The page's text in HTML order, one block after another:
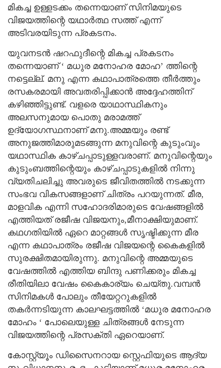
മികച്ച ഉള്ളടക്കം തന്നെയാണ് സിനിമയുടെ
വിജയത്തിന്റെ യഥാർത്ഥ സത്ത് എന്ന്
അടിവരയിടുന്ന പ്രകടനം.
യുവനടൻ ഷറഫുദീന്റെ മികച്ച പ്രകടനം
തന്നെയാണ് ‘ മധുര മനോഹര മോഹ’ ത്തിന്റെ
നട്ടെല്ല്. മനു എന്ന കഥാപാത്രത്തെ തീർത്തും
രസകരമായി അവതരിപ്പിക്കാൻ അദ്ദേഹത്തിന്
കഴിഞ്ഞിട്ടുണ്ട്. വളരെ യാഥാസ്ഥികനും
അലസനുമായ പൊതു മരാമത്ത്
ഉദ്യോഗസ്ഥനാണ് മനു.അമ്മയും രണ്ട്
അനുജത്തിമാരുമടങ്ങുന്ന മനുവിന്റെ കുടുംവും
യഥാസ്ഥിക കാഴ്ചപ്പാടുള്ളവരാണ്. മനുവിന്റെയും
കുടുംബത്തിന്റെയും കാഴ്ചപ്പാടുകളിൽ നിന്നു
വ്യതിചലിച്ചു അവരുടെ ജീവിതത്തിൽ നടക്കുന്ന
സംഭവ വികസങ്ങളാണ് ചിത്രം പറയുന്നത്. മീര,
മാളവിക എന്നി സഹോദരിമാരുടെ വേഷങ്ങളിൽ
എത്തിയത് രജീഷ വിജയനും,മീനാക്ഷിയുമാണ്.
കഥഗതിയിൽ ഏറെ മാറ്റങ്ങൾ സൃഷ്ടിക്കുന്ന മീര
എന്ന കഥാപാത്രം രജീഷ വിജയന്റെ കൈകളിൽ
സുരക്ഷിതമായിരുന്നു. മനുവിന്റെ അമ്മയുടെ
വേഷത്തിൽ എത്തിയ ബിന്ദു പണിക്കരും മികച്ച
രീതിയിലാ വേഷം കൈകാര്യം ചെയ്തു.വമ്പൻ
സിനിമകൾ പോലും തീയേറ്ററുകളിൽ
തകർന്നടിയുന്ന കാലഘട്ടത്തിൽ ‘മധുര മനോഹര
മോഹം ‘ പോലെയുള്ള ചിത്രങ്ങൾ നേടുന്ന
വിജയത്തിന്റെ പ്രസക്തി ഏറെയാണ്.
കോസ്റ്റ്യൂം ഡിസൈനറായ സ്റ്റെഫിയുടെ ആദ്യ